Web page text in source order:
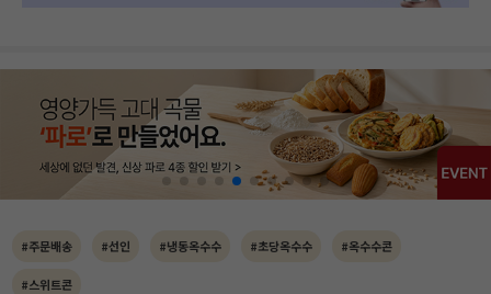
#주문배송 #선인 #냉동옥수수 #초당옥수수 #옥수수콘
#스위트콘